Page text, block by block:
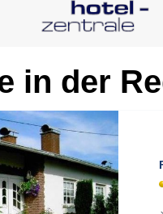
in der